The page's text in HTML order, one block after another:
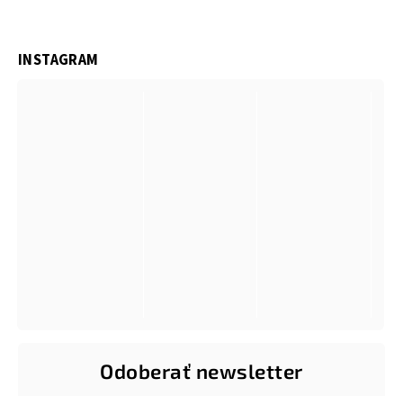
INSTAGRAM
Odoberať newsletter